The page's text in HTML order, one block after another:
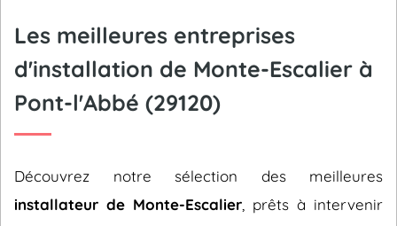
Les meilleures entreprises
d'installation de Monte-Escalier à
Pont-l'Abbé (29120)
Découvrez notre sélection des meilleures
installateur de Monte-Escalier , prêts à intervenir